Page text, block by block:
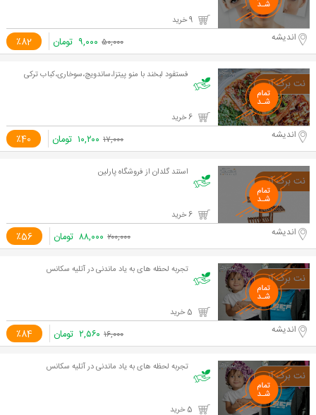
٪82 اندیشه ۵۰,۰۰۰ ۹,۰۰۰ تومان
فستفود لبخند با منو پیتزا،ساندویچ،سوخاری،کباب ترکی
٪40 اندیشه ۱۷,۰۰۰ ۱۰,۲۰۰ تومان
استند گلدان از فروشگاه پارلین
٪56 اندیشه ۲۰۰,۰۰۰ ۸۸,۰۰۰ تومان
تجربه لحظه های به یاد ماندنی در آتلیه سکانس
٪84 اندیشه ۱۶,۰۰۰ ۲,۵۶۰ تومان
تجربه لحظه های به یاد ماندنی در آتلیه سکانس